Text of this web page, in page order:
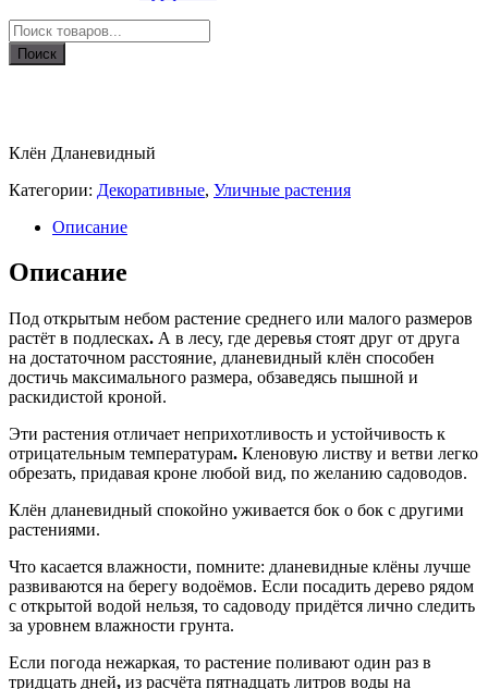
Поиск
товаров
Поиск
Клён Дланевидный
Категории: Декоративные, Уличные растения
Описание
Описание
Под открытым небом растение среднего или малого размеров
растёт в подлесках. А в лесу, где деревья стоят друг от друга
на достаточном расстояние, дланевидный клён способен
достичь максимального размера, обзаведясь пышной и
раскидистой кроной.
Эти растения отличает неприхотливость и устойчивость к
отрицательным температурам. Кленовую листву и ветви легко
обрезать, придавая кроне любой вид, по желанию садоводов.
Клён дланевидный спокойно уживается бок о бок с другими
растениями.
Что касается влажности, помните: дланевидные клёны лучше
развиваются на берегу водоёмов. Если посадить дерево рядом
с открытой водой нельзя, то садоводу придётся лично следить
за уровнем влажности грунта.
Если погода нежаркая, то растение поливают один раз в
тридцать дней, из расчёта пятнадцать литров воды на